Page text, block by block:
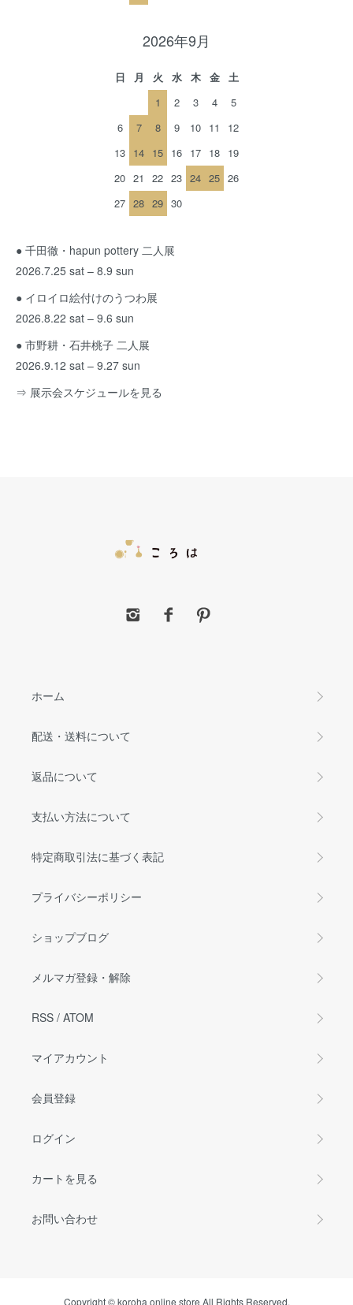
2026年9月
日 月 火 水 木 金
土
1
2 3 4
5
6
7 8 9 10 11
12
13 14 15 16 17 18 19
20 21 22 23 24 25 26
27 28 29 30
● 千田徹・hapun pottery 二人展
2026.7.25 sat – 8.9 sun
● イロイロ絵付けのうつわ展
2026.8.22 sat – 9.6 sun
● 市野耕・石井桃子 二人展
2026.9.12 sat – 9.27 sun
⇒ 展示会スケジュールを見る
ホーム
配送・送料について
返品について
支払い方法について
特定商取引法に基づく表記
プライバシーポリシー
ショップブログ
メルマガ登録・解除
RSS / ATOM
マイアカウント
会員登録
ログイン
カートを見る
お問い合わせ
Copyright © koroha online store All Rights Reserved.